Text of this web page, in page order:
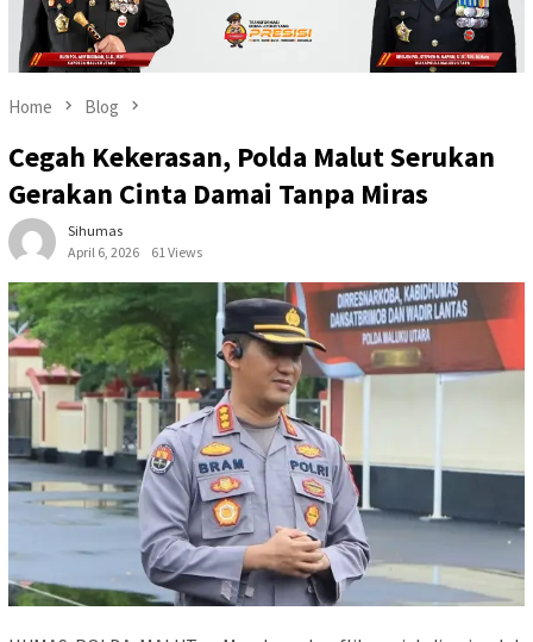
Home Blog
Cegah Kekerasan, Polda Malut Serukan
Gerakan Cinta Damai Tanpa Miras
Sihumas
April 6, 2026
61 Views